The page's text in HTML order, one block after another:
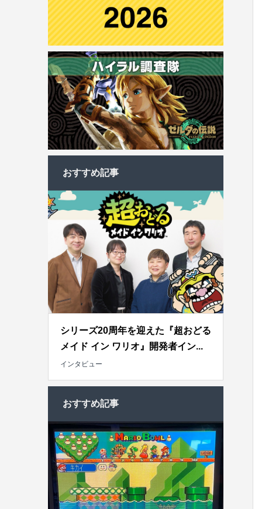
おすすめ記事
シリーズ20周年を迎えた『超おどる
メイド イン ワリオ』開発者イン...
インタビュー
おすすめ記事